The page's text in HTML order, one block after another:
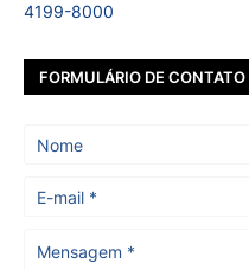
4199-8000
FORMULÁRIO DE CONTATO